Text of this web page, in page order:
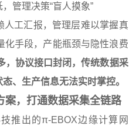
管理决策“盲人摸象”
人工汇报，管理层难以掌握真
化手段，产能瓶颈与隐性浪费
，协议接口封闭，传统数据采
、生产信息无法实时掌控。
案，打通数据采集全链路
推出的π-EBOX边缘计算网